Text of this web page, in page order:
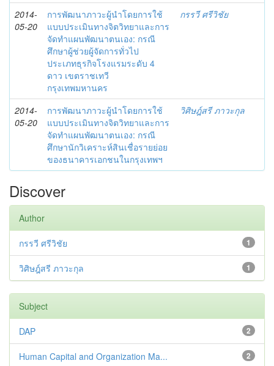
2014-
05-20
การพัฒนาภาวะผู้นำโดยการใช้
แบบประเมินทางจิตวิทยาและการ
จัดทำแผนพัฒนาตนเอง: กรณี
ศึกษาผู้ช่วยผู้จัดการทั่วไป
ประเภทธุรกิจโรงแรมระดับ 4
ดาว เขตราชเทวี
กรุงเทพมหานคร
กรรวี ศรีวิชัย
2014-
05-20
การพัฒนาภาวะผู้นำโดยการใช้
แบบประเมินทางจิตวิทยาและการ
จัดทำแผนพัฒนาตนเอง: กรณี
ศึกษานักวิเคราะห์สินเชื่อรายย่อย
ของธนาคารเอกชนในกรุงเทพฯ
วิศิษฎ์สรี ภาวะกุล
Discover
Author
1
กรรวี ศรีวิชัย
1
วิศิษฎ์สรี ภาวะกุล
Subject
2
DAP
2
Human Capital and Organization Ma...